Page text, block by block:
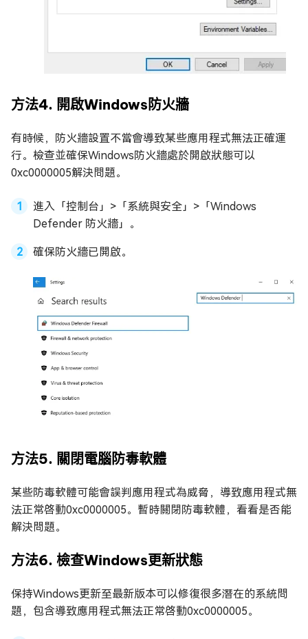
方法4. 開啟Windows防火牆
有時候，防火牆設置不當會導致某些應用程式無法正確運
行。檢查並確保Windows防火牆處於開啟狀態可以
0xc0000005解決問題。
進入「控制台」>「系統與安全」>「Windows
Defender 防火牆」。
確保防火牆已開啟。
方法5. 關閉電腦防毒軟體
某些防毒軟體可能會誤判應用程式為威脅，導致應用程式無
法正常啓動0xc0000005。暫時關閉防毒軟體，看看是否能
解決問題。
方法6. 檢查Windows更新狀態
保持Windows更新至最新版本可以修復很多潛在的系統問
題，包含導致應用程式無法正常啓動0xc0000005。